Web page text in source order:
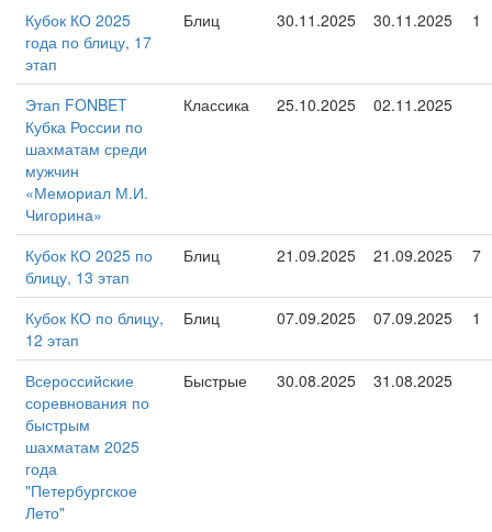
Кубок КО 2025
года по блицу, 17
этап
Блиц 30.11.2025 30.11.2025 1
Этап FONBET
Кубка России по
шахматам среди
мужчин
«Мемориал М.И.
Чигорина»
Классика 25.10.2025 02.11.2025
Кубок КО 2025 по
блицу, 13 этап
Блиц 21.09.2025 21.09.2025 7
Кубок КО по блицу,
12 этап
Блиц 07.09.2025 07.09.2025 1
Всероссийские
соревнования по
быстрым
шахматам 2025
года
"Петербургское
Лето"
Быстрые 30.08.2025 31.08.2025